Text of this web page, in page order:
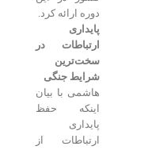
دوره ارائه کرد.
ارتباطات در
سخت‌ترین
شرایط جنگی
هاشمی با بیان
اینکه حفظ
ارتباطات از